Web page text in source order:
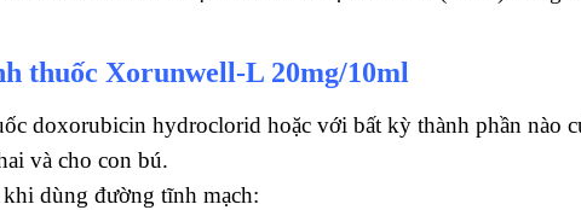
thuốc Xorunwell-L 20mg/10ml
doxorubicin hydroclorid hoặc với bất kỳ thành phần nào
và cho con bú.
dùng đường tĩnh mạch: